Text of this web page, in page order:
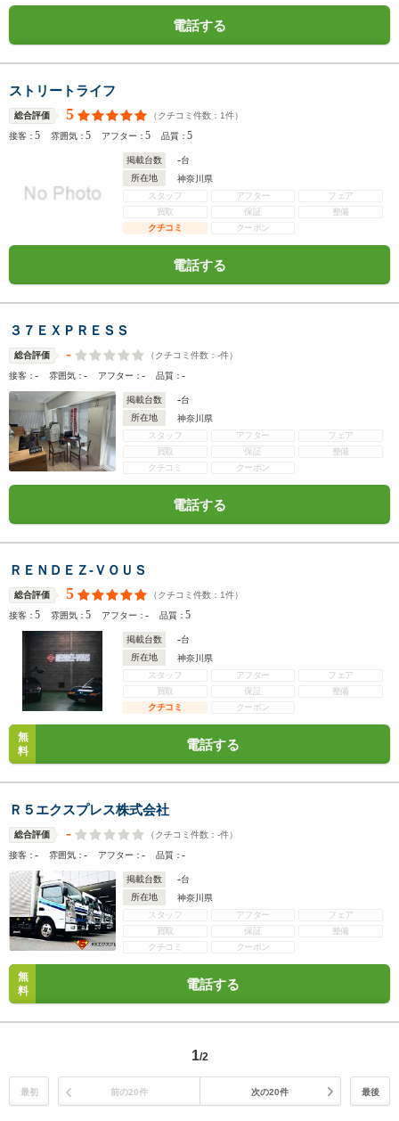
電話する
ストリートライフ
総合評価 5 （クチコミ件数： 1件）
接客：5 雰囲気：5 アフター：5 品質：5
掲載台数 -台
所在地
神奈川県
スタッフ
アフター
フェア
買取
保証
整備
クチコミ
クーポン
電話する
３７ＥＸＰＲＥＳＳ
総合評価 - （クチコミ件数： -件）
接客：- 雰囲気：- アフター：- 品質：-
掲載台数 -台
所在地
神奈川県
スタッフ
アフター
フェア
買取
保証
整備
クチコミ
クーポン
電話する
ＲＥＮＤＥＺ‐ＶＯＵＳ
総合評価 5 （クチコミ件数： 1件）
接客：5 雰囲気：5 アフター：- 品質：5
掲載台数 -台
所在地
神奈川県
スタッフ
アフター
フェア
買取
保証
整備
クチコミ
クーポン
無
料
電話する
Ｒ５エクスプレス株式会社
総合評価 - （クチコミ件数： -件）
接客：- 雰囲気：- アフター：- 品質：-
掲載台数 -台
所在地
神奈川県
スタッフ
アフター
フェア
買取
保証
整備
クチコミ
クーポン
無
料
電話する
1/2
最初 前の20件 次の20件 最後